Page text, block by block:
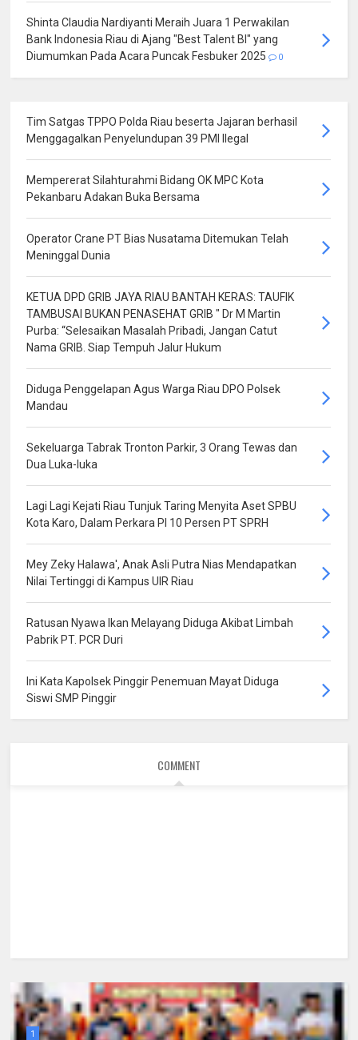
Shinta Claudia Nardiyanti Meraih Juara 1 Perwakilan
Bank Indonesia Riau di Ajang "Best Talent BI" yang
Diumumkan Pada Acara Puncak Fesbuker 2025
0
Tim Satgas TPPO Polda Riau beserta Jajaran berhasil
Menggagalkan Penyelundupan 39 PMI Ilegal
Mempererat Silahturahmi Bidang OK MPC Kota
Pekanbaru Adakan Buka Bersama
Operator Crane PT Bias Nusatama Ditemukan Telah
Meninggal Dunia
KETUA DPD GRIB JAYA RIAU BANTAH KERAS: TAUFIK
TAMBUSAI BUKAN PENASEHAT GRIB " Dr M Martin
Purba: “Selesaikan Masalah Pribadi, Jangan Catut
Nama GRIB. Siap Tempuh Jalur Hukum
Diduga Penggelapan Agus Warga Riau DPO Polsek
Mandau
Sekeluarga Tabrak Tronton Parkir, 3 Orang Tewas dan
Dua Luka-luka
Lagi Lagi Kejati Riau Tunjuk Taring Menyita Aset SPBU
Kota Karo, Dalam Perkara PI 10 Persen PT SPRH
Mey Zeky Halawa', Anak Asli Putra Nias Mendapatkan
Nilai Tertinggi di Kampus UIR Riau
Ratusan Nyawa Ikan Melayang Diduga Akibat Limbah
Pabrik PT. PCR Duri
Ini Kata Kapolsek Pinggir Penemuan Mayat Diduga
Siswi SMP Pinggir
COMMENT
1